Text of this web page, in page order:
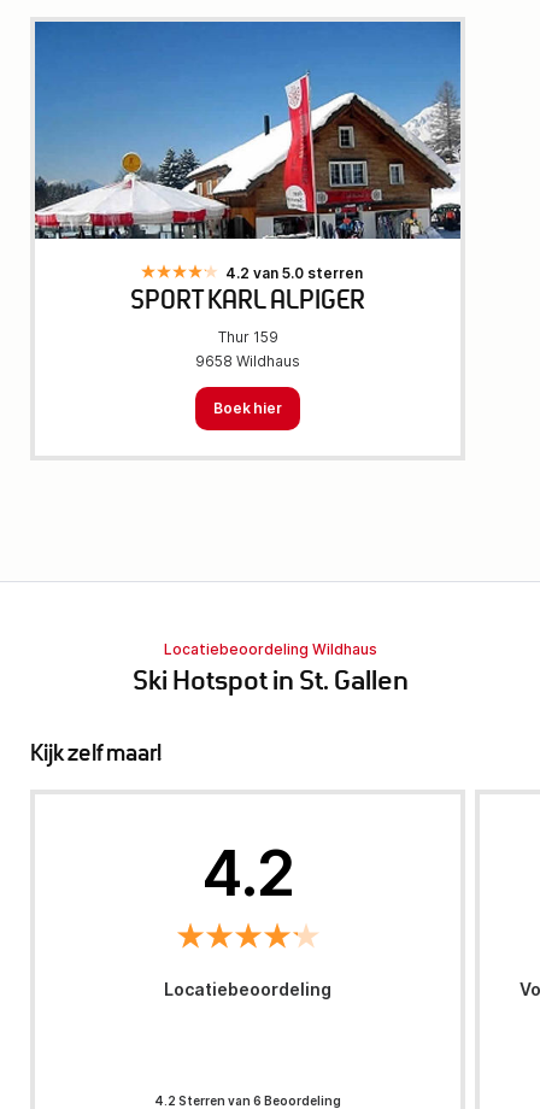
4.2 van 5.0 sterren
SPORT KARL ALPIGER
Thur 159
9658 Wildhaus
Boek hier
Locatiebeoordeling Wildhaus
Ski Hotspot in St. Gallen
Kijk zelf maar!
4.2
Locatiebeoordeling
4.2 Sterren van 6 Beoordeling